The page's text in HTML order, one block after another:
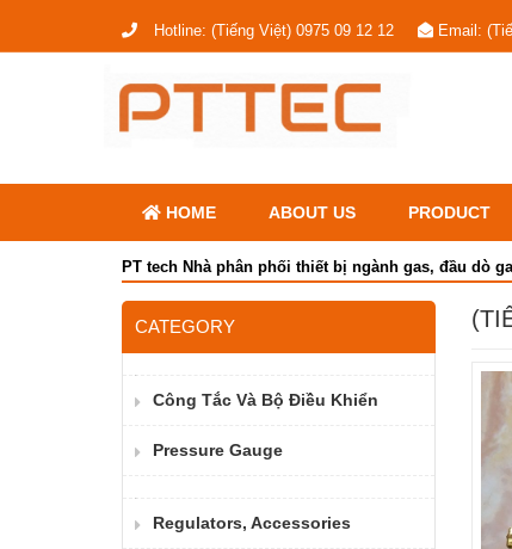
Hotline: (Tiếng Việt) 0975 09 12 12 Email:
HOME ABOUT US PRODUCT
PT tech Nhà phân phối thiết bị ngành gas, đầu dò
CATEGORY
Công Tắc Và Bộ Điều Khiển
Pressure Gauge
Regulators, Accessories